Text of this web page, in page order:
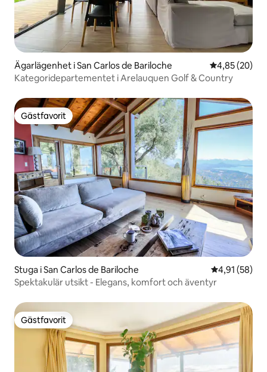
Ägarlägenhet i San Carlos de Bariloche 4,85 av 5 i
4,85 (20)
Kategoridepartementet i Arelauquen Golf & Country
Gästfavorit
Gästfavorit
Stuga i San Carlos de Bariloche 4,91 av 5 i
4,91 (58)
Spektakulär utsikt - Elegans, komfort och äventyr
Gästfavorit
Gästfavorit